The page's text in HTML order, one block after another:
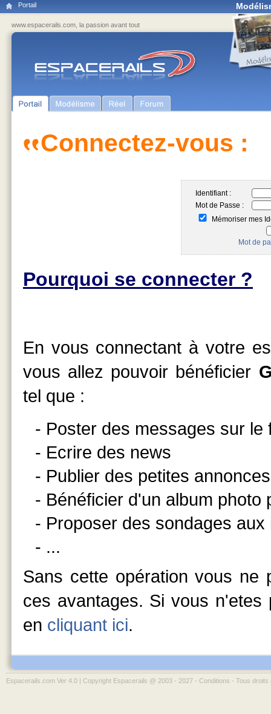
Portail
www.espacerails.com, la passion avant tout
Connectez-vous :
Identifiant :
Mot de Passe :
Mémoriser mes
Mot de
Pourquoi se connecter ?
En vous connectant à votre
vous allez pouvoir bénéficier
tel que :
- Poster des messages sur le
- Ecrire des news
- Publier des petites annonces
- Bénéficier d'un album
- Proposer des sondages aux
- ...
Sans cette opération vous ne
ces avantages. Si vous
en cliquant ici.
Espacerails.com Ver 4.0 | Copyright Espacerails @ 2003 - 2027 - Conditions - Tous droits